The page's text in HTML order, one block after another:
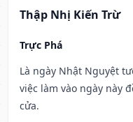
Thập Nhị Kiến Trừ
Trực Phá
Là ngày Nhật Nguyệt
việc làm vào ngày này
cửa.